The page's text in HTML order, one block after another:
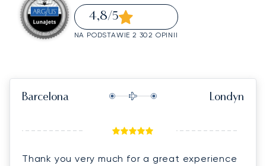
4,8/5
NA PODSTAWIE 2 302 OPINII
Barcelona Londyn
Thank you very much for a great experience